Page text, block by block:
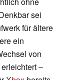
sei
für ältere
ein
von
–